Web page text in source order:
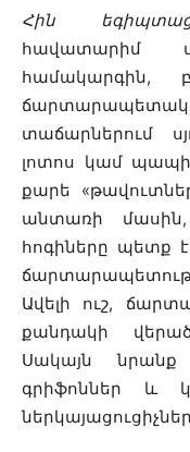
Հին
հավատարիմ
համակարգին,
տաճարներում
լոտոս կամ
քարե
անտառի
հոգիները պետք
Ավելի ուշ,
քանդակի
Սակայն նրանք
գրիֆոններ և